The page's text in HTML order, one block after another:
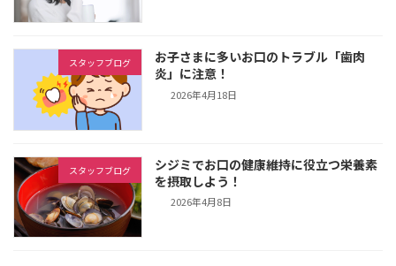
スタッフブログ
お子さまに多いお口のトラブル「歯肉
炎」に注意！
2026年4月18日
スタッフブログ
シジミでお口の健康維持に役立つ栄養素
を摂取しよう！
2026年4月8日